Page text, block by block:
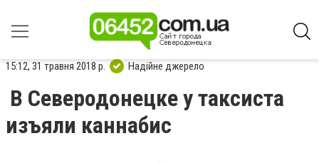
15:12, 31 травня 2018 р. Надійне джерело
В Северодонецке у таксиста
изъяли каннабис